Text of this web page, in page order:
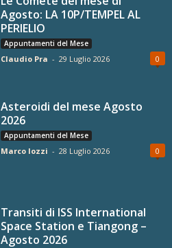
Agosto: LA 10P/TEMPEL AL
PERIELIO
Appuntamenti del Mese
Claudio Pra - 29 Luglio 2026 0
Asteroidi del mese Agosto
2026
Appuntamenti del Mese
Marco Iozzi - 28 Luglio 2026 0
Transiti di ISS International
Space Station e Tiangong –
Agosto 2026